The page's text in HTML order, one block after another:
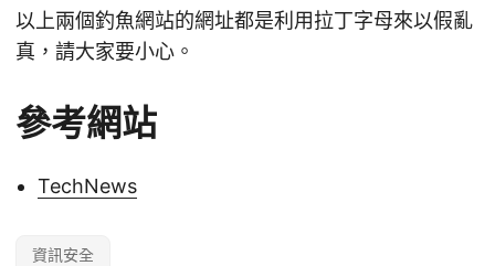
以上兩個釣魚網站的網址都是利用拉丁字母來以假亂
真，請大家要小心。
參考網站
TechNews
資訊安全